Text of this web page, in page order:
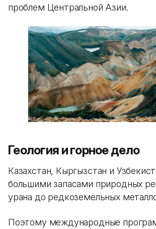
проблем Центральной Азии.
Геология и горное дело
Казахстан, Кыргызстан и
большими запасами природных
урана до редкоземельных
Поэтому международные